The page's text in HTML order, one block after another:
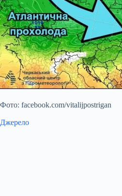
Фото: facebook.com/vitalijpostrigan
Джерело